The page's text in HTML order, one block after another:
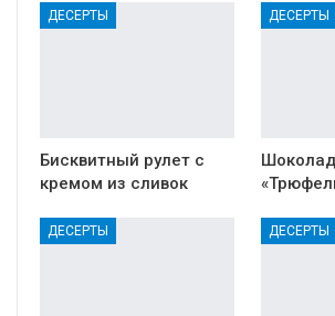
ДЕСЕРТЫ
Бисквитный рулет с
кремом из сливок
ДЕСЕРТЫ
ДЕСЕРТЫ ДЕСЕРТЫ